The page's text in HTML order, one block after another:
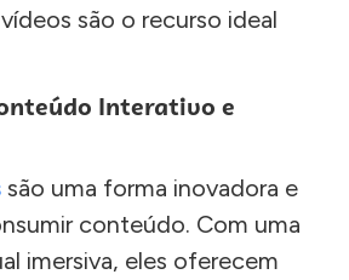
são o recurso ideal
Interativo e
são uma forma inovadora e
conteúdo. Com uma
imersiva, eles oferecem